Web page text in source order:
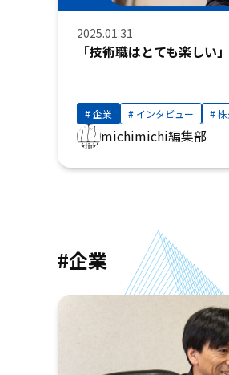
2025.01.31
「技術職はとても楽しい
企業 インタビュー
michimichi編集部
#企業